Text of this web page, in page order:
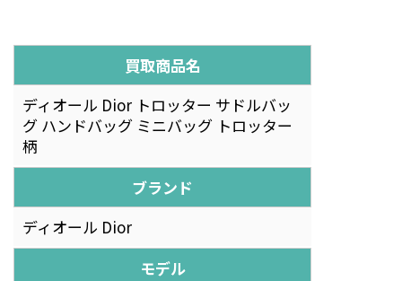
買取商品名
ディオール Dior トロッター サドルバッ
グ ハンドバッグ ミニバッグ トロッター
柄
ブランド
ディオール Dior
モデル